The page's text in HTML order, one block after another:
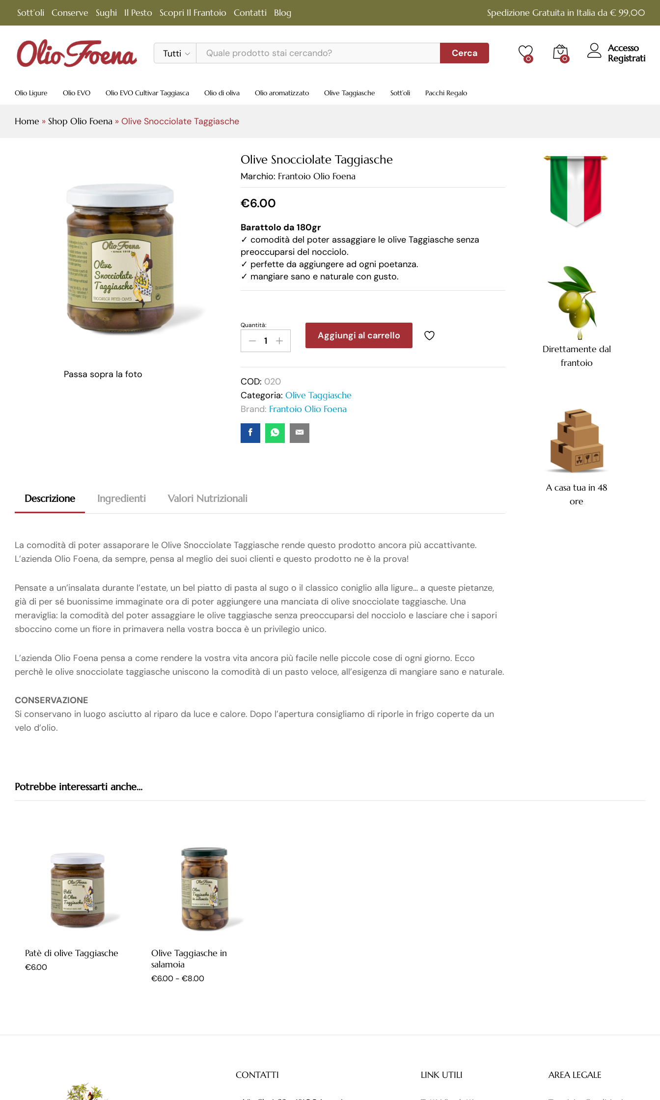
Sott’oli Conserve Sughi Il Pesto Scopri Il Frantoio Contatti Blog Spedizione Gratuita in Italia da € 99,00
Tutti Cerca 0 0
Accesso
Registrati
Olio Ligure Olio EVO Olio EVO Cultivar Taggiasca Olio di oliva Olio aromatizzato Olive Taggiasche Sott’oli Pacchi Regalo
Home » Shop Olio Foena » Olive Snocciolate Taggiasche
Passa sopra la foto
Olive Snocciolate Taggiasche
Marchio: Frantoio Olio Foena
€6.00
Barattolo da 180gr
✓ comodità del poter assaggiare le olive Taggiasche senza
preoccuparsi del nocciolo.
✓ perfette da aggiungere ad ogni poetanza.
✓ mangiare sano e naturale con gusto.
Quantità:
Aggiungi al carrello
COD: 020
Categoria: Olive Taggiasche
Brand: Frantoio Olio Foena
Descrizione Ingredienti Valori Nutrizionali
La comodità di poter assaporare le Olive Snocciolate Taggiasche rende questo prodotto ancora più accattivante.
L’azienda Olio Foena, da sempre, pensa al meglio dei suoi clienti e questo prodotto ne è la prova!
Pensate a un’insalata durante l’estate, un bel piatto di pasta al sugo o il classico coniglio alla ligure… a queste pietanze,
già di per sé buonissime immaginate ora di poter aggiungere una manciata di olive snocciolate taggiasche. Una
meraviglia: la comodità del poter assaggiare le olive taggiasche senza preoccuparsi del nocciolo e lasciare che i sapori
sboccino come un fiore in primavera nella vostra bocca è un privilegio unico.
L’azienda Olio Foena pensa a come rendere la vostra vita ancora più facile nelle piccole cose di ogni giorno. Ecco
perchè le olive snocciolate taggiasche uniscono la comodità di un pasto veloce, all’esigenza di mangiare sano e naturale.
CONSERVAZIONE
Si conservano in luogo asciutto al riparo da luce e calore. Dopo l’apertura consigliamo di riporle in frigo coperte da un
velo d’olio.
Direttamente dal
frantoio
A casa tua in 48
ore
Potrebbe interessarti anche...
Patè di olive Taggiasche
€6.00
Olive Taggiasche in
salamoia
€6.00 - €8.00
CONTATTI LINK UTILI AREA LEGALE
Descrizione Ingredienti Valori Nutrizionali €6.00 Aggiungi al carrello